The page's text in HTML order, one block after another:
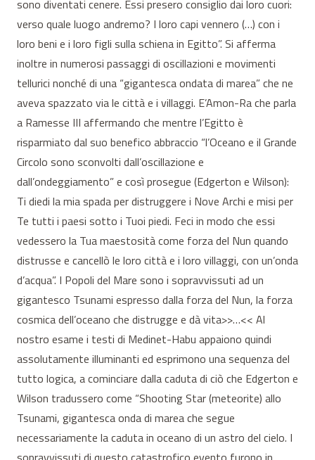
sono diventati cenere. Essi presero consiglio dai loro cuori:
verso quale luogo andremo? I loro capi vennero (…) con i
loro beni e i loro figli sulla schiena in Egitto”. Si afferma
inoltre in numerosi passaggi di oscillazioni e movimenti
tellurici nonché di una “gigantesca ondata di marea” che ne
aveva spazzato via le città e i villaggi. E’Amon-Ra che parla
a Ramesse III affermando che mentre l’Egitto è
risparmiato dal suo benefico abbraccio “l’Oceano e il Grande
Circolo sono sconvolti dall’oscillazione e
dall’ondeggiamento” e così prosegue (Edgerton e Wilson):
Ti diedi la mia spada per distruggere i Nove Archi e misi per
Te tutti i paesi sotto i Tuoi piedi. Feci in modo che essi
vedessero la Tua maestosità come forza del Nun quando
distrusse e cancellò le loro città e i loro villaggi, con un’onda
d’acqua”. I Popoli del Mare sono i sopravvissuti ad un
gigantesco Tsunami espresso dalla forza del Nun, la forza
cosmica dell’oceano che distrugge e dà vita>>…<< Al
nostro esame i testi di Medinet-Habu appaiono quindi
assolutamente illuminanti ed esprimono una sequenza del
tutto logica, a cominciare dalla caduta di ciò che Edgerton e
Wilson tradussero come “Shooting Star (meteorite) allo
Tsunami, gigantesca onda di marea che segue
necessariamente la caduta in oceano di un astro del cielo. I